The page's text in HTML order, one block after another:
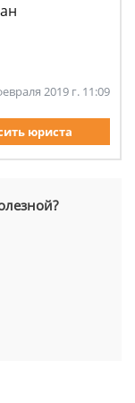
2019 г. 11:09
юриста